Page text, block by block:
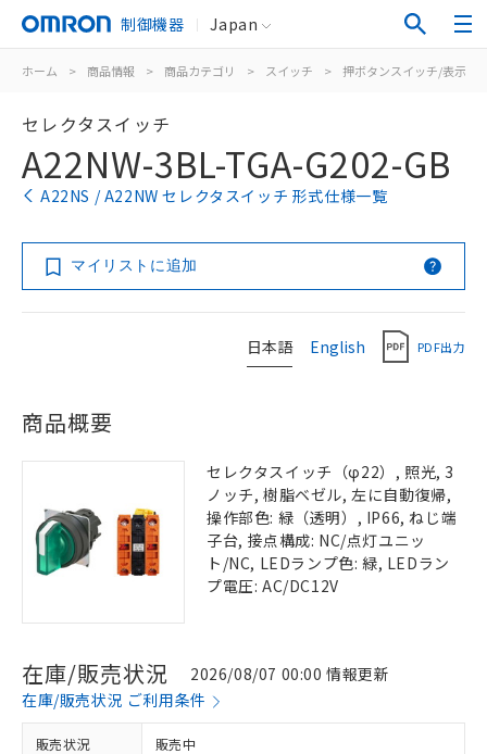
制御機器 Japan
ホーム > 商品情報 > 商品カテゴリ > スイッチ > 押ボタンスイッチ/表示灯
セレクタスイッチ
A22NW-3BL-TGA-G202-GB
A22NS / A22NW セレクタスイッチ 形式仕様一覧
マイリストに追加
日本語 English PDF出力
商品概要
セレクタスイッチ（φ22）, 照光, 3
ノッチ, 樹脂ベゼル, 左に自動復帰,
操作部色: 緑（透明）, IP66, ねじ端
子台, 接点構成: NC/点灯ユニッ
ト/NC, LEDランプ色: 緑, LEDラン
プ電圧: AC/DC12V
在庫/販売状況
2026/08/07 00:00 情報更新
在庫/販売状況 ご利用条件
販売状況 販売中